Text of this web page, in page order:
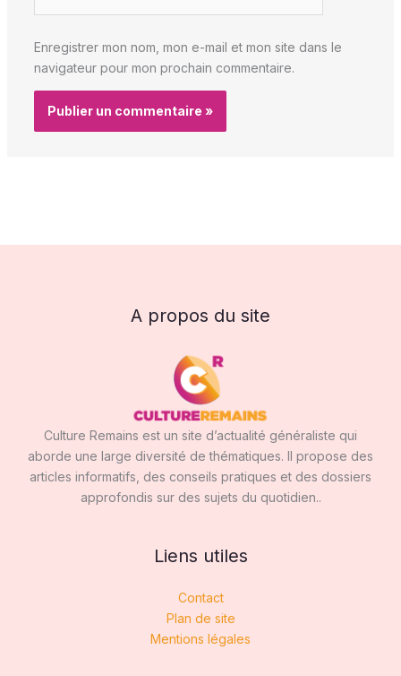
Enregistrer mon nom, mon e-mail et mon site dans le
navigateur pour mon prochain commentaire.
A propos du site
Culture Remains est un site d’actualité généraliste qui
aborde une large diversité de thématiques. Il propose des
articles informatifs, des conseils pratiques et des dossiers
approfondis sur des sujets du quotidien..
Liens utiles
Contact
Plan de site
Mentions légales